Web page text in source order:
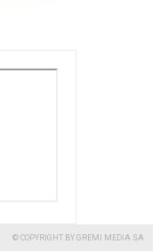
© COPYRIGHT BY GREMI MEDIA SA